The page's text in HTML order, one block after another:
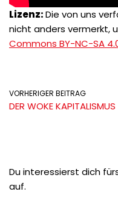
Lizenz:Die von uns
nicht anders vermerkt,
Commons BY-NC-SA
VORHERIGER BEITRAG
DER WOKE KAPITALISMUS
Du interessierst dich
auf.